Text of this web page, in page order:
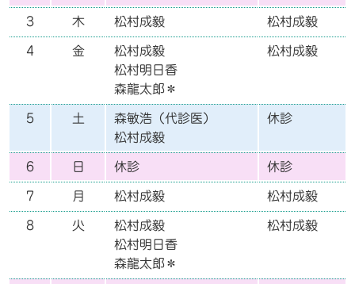
3 木 松村成毅 松村成毅
4 金
松村成毅
松村明日香
森龍太郎＊
松村成毅
5 土
森敏浩（代診医）
松村成毅
休診
6 日 休診 休診
7 月 松村成毅 松村成毅
8 火
松村成毅
松村明日香
森龍太郎＊
松村成毅